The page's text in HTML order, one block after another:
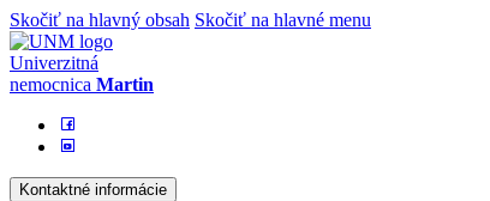
Skočiť na hlavný obsah Skočiť na hlavné menu
Univerzitná
nemocnica Martin
Kontaktné informácie